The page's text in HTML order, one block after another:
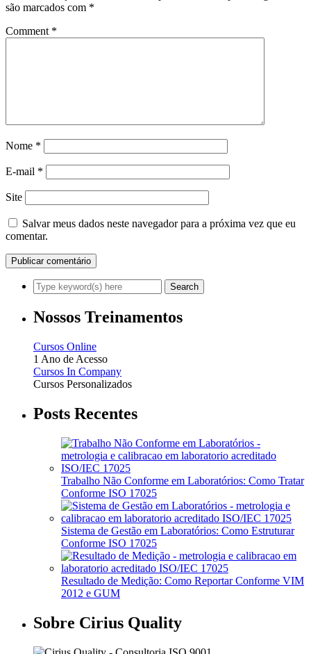
são marcados com *
Comment *
Nome *
E-mail *
Site
Salvar meus dados neste navegador para a próxima vez que eu
comentar.
Nossos Treinamentos
Cursos Online
1 Ano de Acesso
Cursos In Company
Cursos Personalizados
Posts Recentes
Trabalho Não Conforme em Laboratórios: Como Tratar
Conforme ISO 17025
Sistema de Gestão em Laboratórios: Como Estruturar
Conforme ISO 17025
Resultado de Medição: Como Reportar Conforme VIM
2012 e GUM
Sobre Cirius Quality